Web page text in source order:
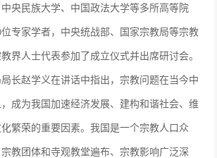
央民族大学、中国政法大学等多所高等院
位专家学者，中央统战部、国家宗教局等宗教
界人士代表参加了成立仪式并出席研讨会。
赵学义在讲话中指出，宗教问题在当今中
成为我国加速经济发展、建构和谐社会、维
繁荣的重要因素。我国是一个宗教人口众
教团体和寺观教堂遍布、宗教影响广泛深